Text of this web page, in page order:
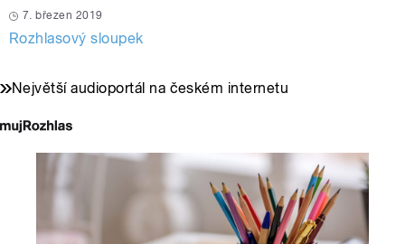
7. březen 2019
Rozhlasový sloupek
Největší audioportál na českém internetu